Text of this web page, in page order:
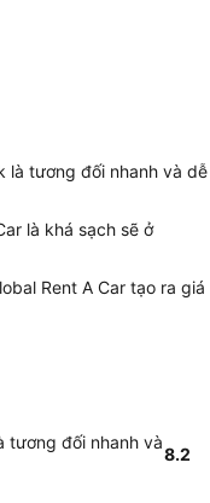
là tương đối nhanh và dễ
là khá sạch sẽ ở
Rent A Car tạo ra giá
tương đối nhanh và
8.2